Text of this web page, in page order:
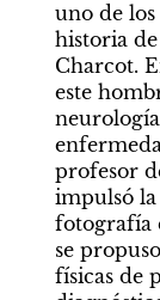
uno de
historia
Charcot.
este
profesor
impulsó
fotografía
se
físicas de